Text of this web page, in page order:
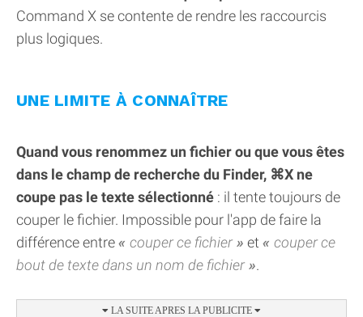
Command X se contente de rendre les raccourcis
plus logiques.
UNE LIMITE À CONNAÎTRE
Quand vous renommez un fichier ou que vous êtes
dans le champ de recherche du Finder, ⌘X ne
coupe pas le texte sélectionné : il tente toujours de
couper le fichier. Impossible pour l'app de faire la
différence entre
couper ce fichier et
couper ce
bout de texte dans un nom de fichier
.